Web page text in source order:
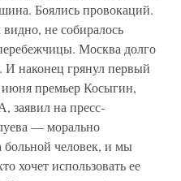
Боялись провокаций.
видно, не собиралось
Москва долго
И наконец грянул первый
июня премьер Косыгин,
на пресс-
— морально
больной человек, и мы
хочет использовать ее